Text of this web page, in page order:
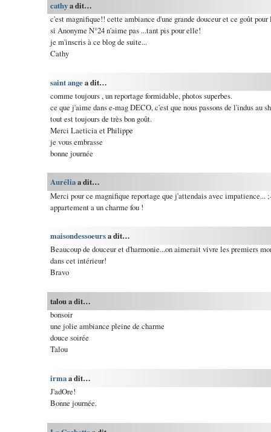
cathya dit…
c'est magnifique!! cette ambiance d'une grande douceur et ce goût
si Anonyme N°24 n'aime pas ...tant pis pour elle!
je m'inscris à ce blog de suite...
Cathy
saint angea dit…
comme toujours , un reportage formidable, photos superbes.
ce que j'aime dans e-mag DECO, c'est que nous passons de l'indus au
tout est toujours de très bon goût.
Merci Laeticia et Philippe
je vous embrasse
bonne journée
Auréliaa dit…
Merci pour ce magnifique reportage que j'attendais avec impatience...
appartement a un charme fou !
maisondessoeursa dit…
Beaucoup de douceur et d'harmonie...on aimerait vivre les premiers
dans cet intérieur!
Bravo
talou a dit…
bonsoir
une jolie ambiance pleine de charme
douce soirée
Talou
irmaa dit…
J'adOre!
Bonne journée.